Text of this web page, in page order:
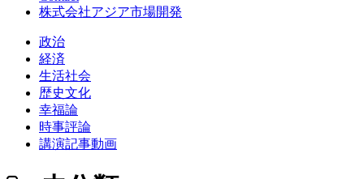
株式会社アジア市場開発
政治
経済
生活社会
歴史文化
幸福論
時事評論
講演記事動画